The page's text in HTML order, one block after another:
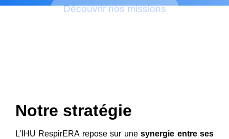
Notre stratégie
L’IHU RespirERA repose sur unesynergie entre ses